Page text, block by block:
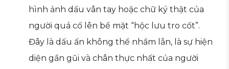
hình ảnh dấu vân tay hoặc chữ ký thật của
người quá cố lên bề mặt “hộc lưu tro cốt”.
Đây là dấu ấn không thể nhầm lẫn, là sự hiện
diện gần gũi và chân thực nhất của người